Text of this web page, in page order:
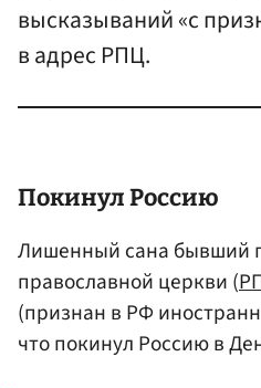
высказываний «с
в адрес РПЦ.
ПокинулРоссию
Лишенный сана бывший
православной церкви (
(признан в РФ
что покинул Россию в